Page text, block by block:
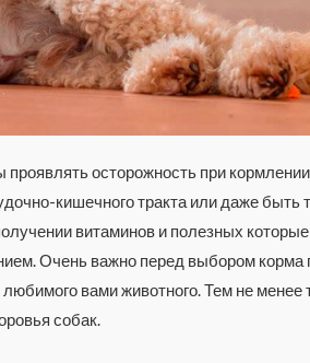
осторожность при
кишечного тракта или даже быть
витаминов и полезных
Очень важно перед выбором корма
любимого вами животного. Тем не менее
собак.